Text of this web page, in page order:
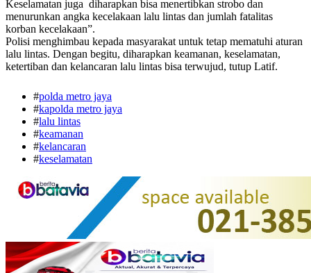
Keselamatan juga diharapkan bisa menertibkan strobo dan
menurunkan angka kecelakaan lalu lintas dan jumlah fatalitas
korban kecelakaan”.
Polisi menghimbau kepada masyarakat untuk tetap mematuhi aturan
lalu lintas. Dengan begitu, diharapkan keamanan, keselamatan,
ketertiban dan kelancaran lalu lintas bisa terwujud, tutup Latif.
#polda metro jaya
#kapolda metro jaya
#lalu lintas
#keamanan
#kelancaran
#keselamatan